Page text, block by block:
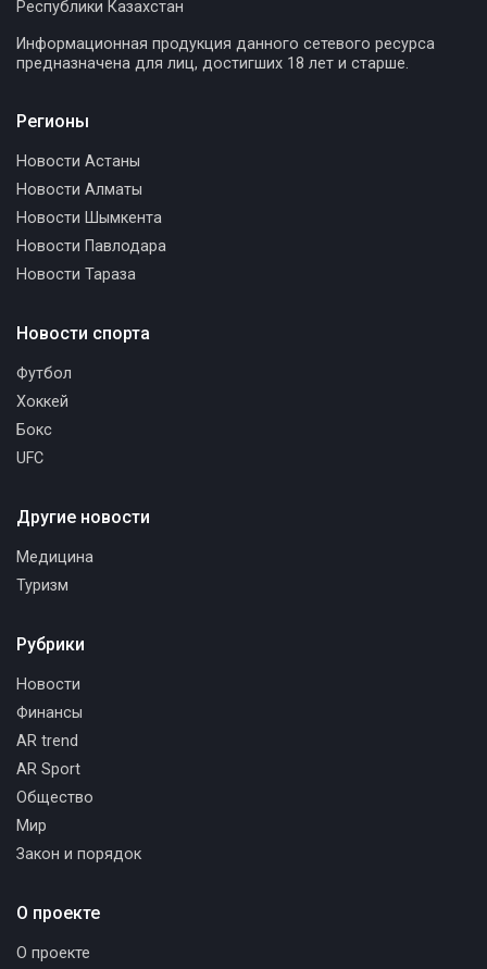
Республики Казахстан
Информационная продукция данного сетевого ресурса
предназначена для лиц, достигших 18 лет и старше.
Регионы
Новости Астаны
Новости Алматы
Новости Шымкента
Новости Павлодара
Новости Тараза
Новости спорта
Футбол
Хоккей
Бокс
UFC
Другие новости
Медицина
Туризм
Рубрики
Новости
Финансы
AR trend
AR Sport
Общество
Мир
Закон и порядок
О проекте
О проекте